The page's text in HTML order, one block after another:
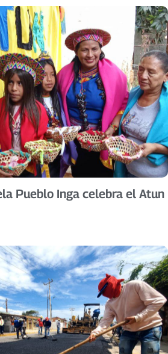
Pueblo Inga celebra el Atun